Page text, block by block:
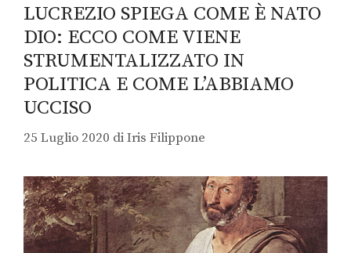
LUCREZIO SPIEGA COME È NATO
DIO: ECCO COME VIENE
STRUMENTALIZZATO IN
POLITICA E COME L’ABBIAMO
UCCISO
25 Luglio 2020 diIris Filippone